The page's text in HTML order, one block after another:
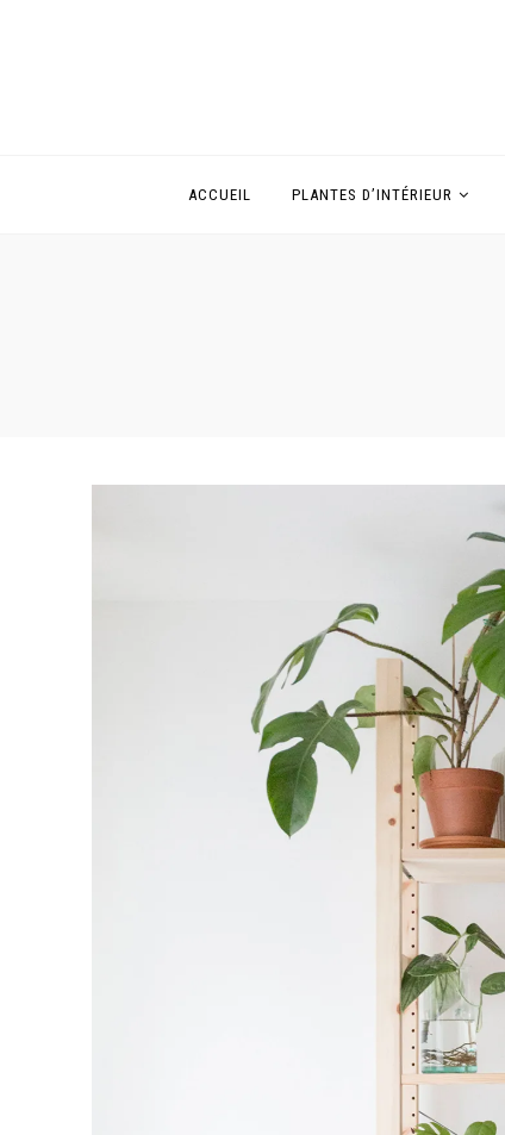
ACCUEIL PLANTES D’INTÉRIEUR